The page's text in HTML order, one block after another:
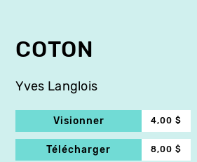
COTON
Yves Langlois
Visionner 4,00 $
Télécharger 8,00 $